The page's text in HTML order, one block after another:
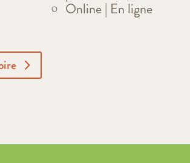
Online | En ligne